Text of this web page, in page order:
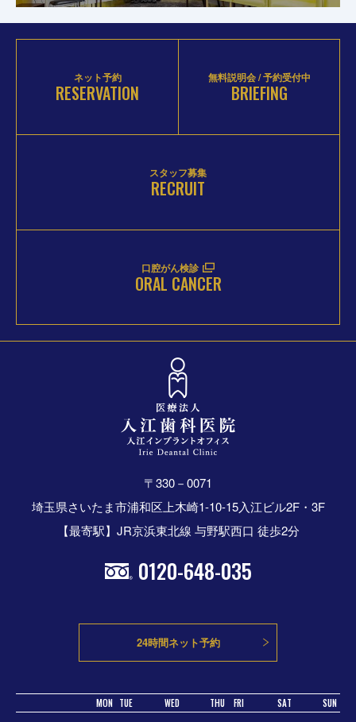
ネット予約
RESERVATION
無料説明会 / 予約受付中
BRIEFING
スタッフ募集
RECRUIT
口腔がん検診
ORAL CANCER
〒330－0071
埼玉県さいたま市浦和区上木崎1-10-15入江ビル2F・3F
【最寄駅】JR京浜東北線 与野駅西口 徒歩2分
0120-648-035
24時間ネット予約
MON TUE WED THU FRI SAT SUN